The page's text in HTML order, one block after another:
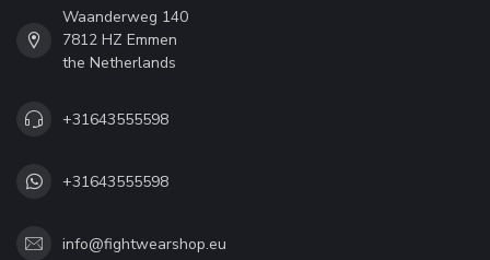
Waanderweg 140
7812 HZ Emmen
the Netherlands
+31643555598
+31643555598
info@fightwearshop.eu